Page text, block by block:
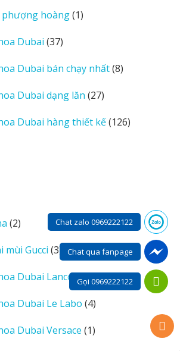
phẩm
phượng hoàng 11
Dubai 3737
phẩm
Dubai bán chạy nhất 88
Dubai dạng lăn 2727
phẩm
Dubai hàng thiết kế 126126
22
phẩm
mùi Gucci 33
sản
phẩm
Dubai Lancome 33
sản
Dubai Le Labo 44
phẩm
Dubai Versace 11
Chat zalo 0969222122
Chat qua fanpage
Gọi 0969222122